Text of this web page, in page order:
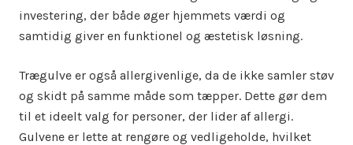
investering, der både øger hjemmets værdi og
samtidig giver en funktionel og æstetisk løsning.
Trægulve er også allergivenlige, da de ikke samler støv
og skidt på samme måde som tæpper. Dette gør dem
til et ideelt valg for personer, der lider af allergi.
Gulvene er lette at rengøre og vedligeholde, hvilket